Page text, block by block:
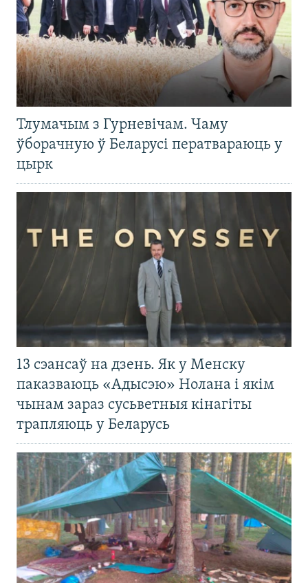
Тлумачым з Гурневічам. Чаму
ўборачную ў Беларусі ператвараюць у
цырк
13 сэансаў на дзень. Як у Менску
паказваюць «Адысэю» Нолана і якім
чынам зараз сусьветныя кінагіты
трапляюць у Беларусь